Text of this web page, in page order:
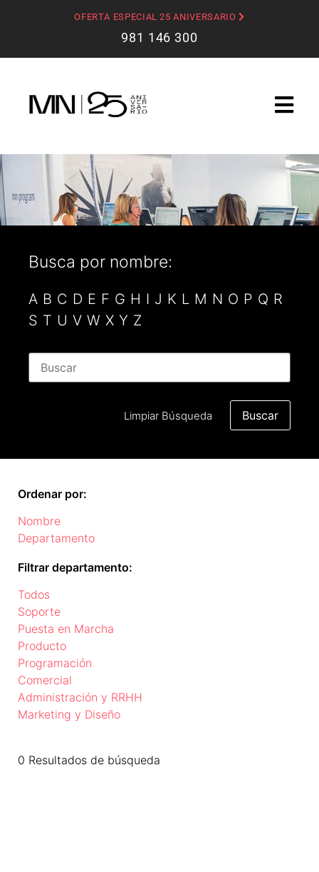
OFERTA ESPECIAL 25 ANIVERSARIO
981 146 300
Busca por nombre:
A B C D E F G H I J K L M N O P Q R
S T U V W X Y Z
Limpiar Búsqueda
0 Resultados de búsqueda
Ordenar por:
Nombre
Departamento
Filtrar departamento:
Todos
Soporte
Puesta en Marcha
Producto
Programación
Comercial
Administración y RRHH
Marketing y Diseño